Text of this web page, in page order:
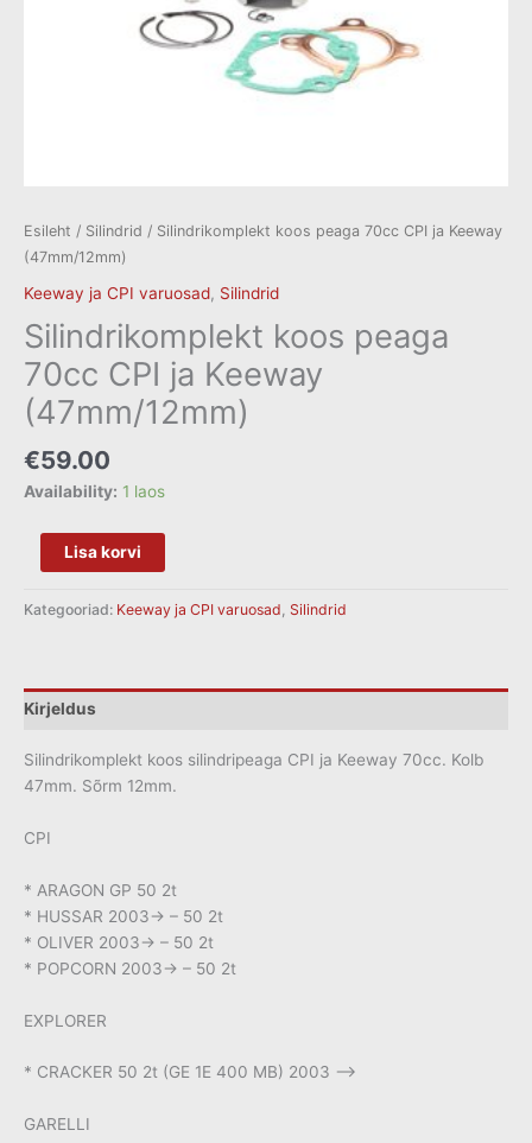
Esileht / Silindrid / Silindrikomplekt koos peaga 70cc CPI ja Keeway
(47mm/12mm)
Keeway ja CPI varuosad, Silindrid
Silindrikomplekt koos peaga
70cc CPI ja Keeway
(47mm/12mm)
€59.00
Availability: 1 laos
Lisa korvi
Kategooriad: Keeway ja CPI varuosad Silindrid
Kirjeldus
Silindrikomplekt koos silindripeaga CPI ja Keeway 70cc. Kolb
47mm. Sõrm 12mm.
CPI
* ARAGON GP 50 2t
* HUSSAR 2003-> – 50 2t
* OLIVER 2003-> – 50 2t
* POPCORN 2003-> – 50 2t
EXPLORER
* CRACKER 50 2t (GE 1E 400 MB) 2003 –>
GARELLI